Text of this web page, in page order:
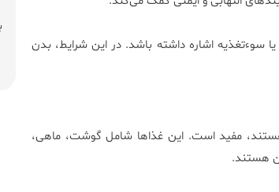
سوءتغذیه اشاره داشته باشد. در این شرایط، بدن
مفید است. این غذاها شامل گوشت، ماهی،
هستند.